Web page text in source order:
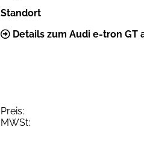
Standort
Details zum Audi e-tron GT
Preis:
MWSt: